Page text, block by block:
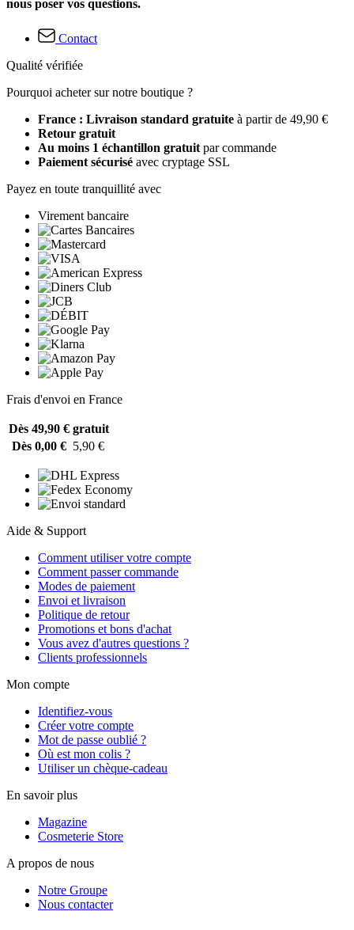
nous poser vos questions.
Contact
Qualité vérifiée
Pourquoi acheter sur notre boutique ?
France : Livraison standard gratuite à partir de 49,90 €
Retour gratuit
Au moins 1 échantillon gratuit par commande
Paiement sécurisé avec cryptage SSL
Payez en toute tranquillité avec
Virement bancaire
Frais d'envoi en France
Dès 49,90 € gratuit
Dès 0,00 € 5,90 €
Aide & Support
Comment utiliser votre compte
Comment passer commande
Modes de paiement
Envoi et livraison
Politique de retour
Promotions et bons d'achat
Vous avez d'autres questions ?
Clients professionnels
Mon compte
Identifiez-vous
Créer votre compte
Mot de passe oublié ?
Où est mon colis ?
Utiliser un chèque-cadeau
En savoir plus
Magazine
Cosmeterie Store
A propos de nous
Notre Groupe
Nous contacter